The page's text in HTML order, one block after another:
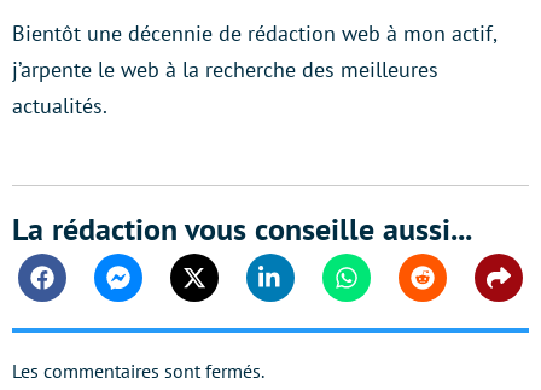
Bientôt une décennie de rédaction web à mon actif,
j’arpente le web à la recherche des meilleures
actualités.
La rédaction vous conseille aussi...
FacebookMessengerTwitter Linkedin WhatsappReddit
Les commentaires sont fermés.